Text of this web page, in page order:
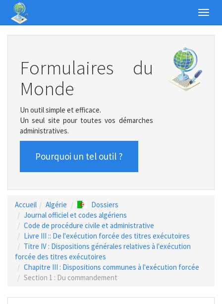
Formulaires du
Monde
Un outil simple et efficace.
Un seul site pour toutes vos démarches
administratives.
Pourquoi un tel outil ?
Accueil Algérie
Dossiers
Journal officiel et codes algériens
Code de procédure civile et administrative
Livre III :: De l'exécution forcée des titres exécutoires
Titre IV : Dispositions générales relatives à l'exécution
forcée des titres exécutoires
Chapitre III : Dispositions communes à l'exécution forcée
Section 1 : Du commandement